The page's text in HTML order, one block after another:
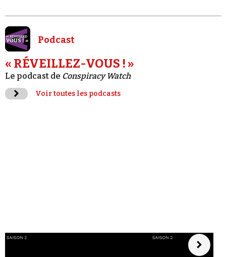
Podcast
« RÉVEILLEZ-VOUS ! »
Le podcast de Conspiracy Watch
Voir toutes les podcasts